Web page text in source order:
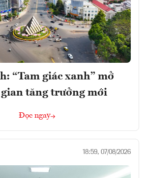
“Tam giác xanh” mở
tăng trưởng mới
Đọc ngay
18:59, 07/08/2026